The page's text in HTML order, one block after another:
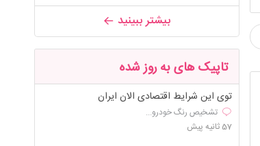
بیشتر ببینید
تاپیک های به روز شده
توی این شرایط اقتصادی الان ایران
تشخیص رنگ خودرو...
57 ثانیه پیش